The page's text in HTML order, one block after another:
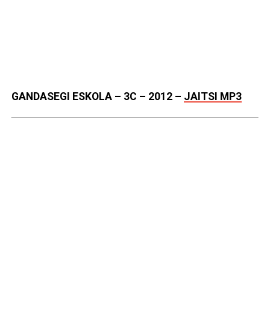
GANDASEGI ESKOLA – 3C – 2012– JAITSI MP3